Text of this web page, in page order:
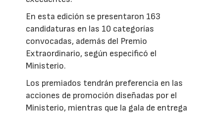
En esta edición se presentaron 163
candidaturas en las 10 categorías
convocadas, además del Premio
Extraordinario, según especificó el
Ministerio.
Los premiados tendrán preferencia en las
acciones de promoción diseñadas por el
Ministerio, mientras que la gala de entrega